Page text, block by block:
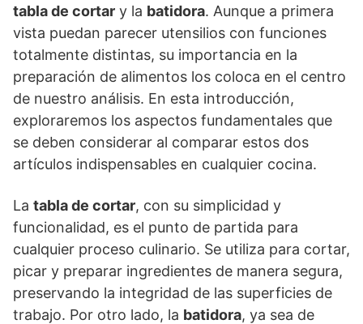
tabla de cortar y la batidora. Aunque a primera
vista puedan parecer utensilios con funciones
totalmente distintas, su importancia en la
preparación de alimentos los coloca en el centro
de nuestro análisis. En esta introducción,
exploraremos los aspectos fundamentales que
se deben considerar al comparar estos dos
artículos indispensables en cualquier cocina.
La tabla de cortar, con su simplicidad y
funcionalidad, es el punto de partida para
cualquier proceso culinario. Se utiliza para cortar,
picar y preparar ingredientes de manera segura,
preservando la integridad de las superficies de
trabajo. Por otro lado, la batidora, ya sea de